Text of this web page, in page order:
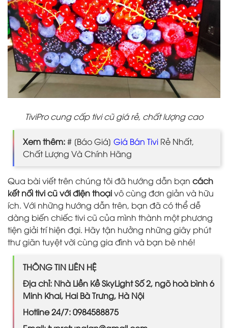
TiviPro cung cấp tivi cũ giá rẻ, chất lượng cao
Xem thêm:# [Báo Giá] Giá Bán Tivi Rẻ Nhất,
Chất Lượng Và Chính Hãng
Qua bài viết trên chúng tôi đã hướng dẫn bạn cách
kết nối tivi cũ với điện thoạivô cùng đơn giản và hữu
ích. Với những hướng dẫn trên, bạn đã có thể dễ
dàng biến chiếc tivi cũ của mình thành một phương
tiện giải trí hiện đại. Hãy tận hưởng những giây phút
thư giãn tuyệt vời cùng gia đình và bạn bè nhé!
THÔNG TIN LIÊN HỆ
Địa chỉ: Nhà Liền Kề SkyLight Số 2, ngõ hoà bình 6
Minh Khai, Hai Bà Trưng, Hà Nội
Hotline 24/7: 0984588875